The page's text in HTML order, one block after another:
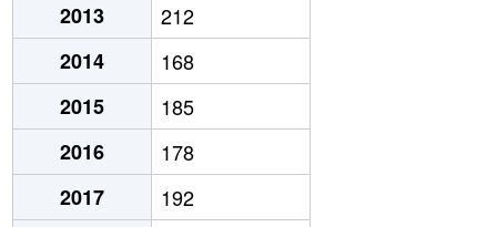
2013
212
2014
168
2015
185
2016
178
2017
192